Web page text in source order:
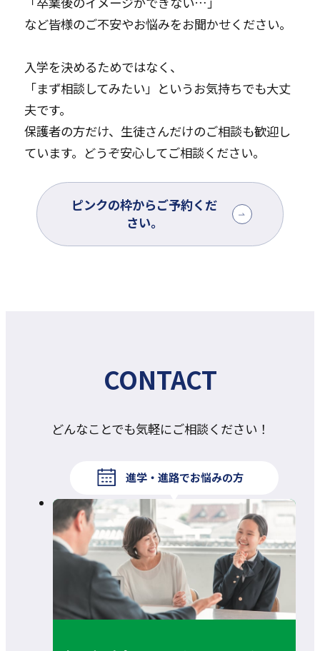
など皆様のご不安やお悩みをお聞かせください。
入学を決めるためではなく、
「まず相談してみたい」というお気持ちでも大丈
夫です。
保護者の方だけ、生徒さんだけのご相談も歓迎し
ています。どうぞ安心してご相談ください。
ピンクの枠からご予約くだ
さい。
CONTACT
どんなことでも気軽にご相談ください！
進学・進路でお悩みの方